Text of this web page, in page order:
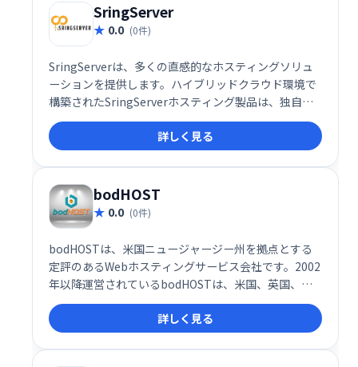
SringServer
0.0 (0件)
SringServerは、多くの直感的なホスティングソリュ
ーションを提供します。ハイブリッドクラウド環境で
構築されたSringServerホスティング製品は、独自の
サーブとGoogleのクラウドサーバーの両方を利用し
ます。
詳しく見る
bodHOST
0.0 (0件)
bodHOSTは、米国ニュージャージー州を拠点とする
定評のあるWebホスティングサービス会社です。2002
年以降運営されているbodHOSTは、米国、英国、イ
ンドを含む世界中に広がる大規模な顧客に対応してい
ます。
詳しく見る